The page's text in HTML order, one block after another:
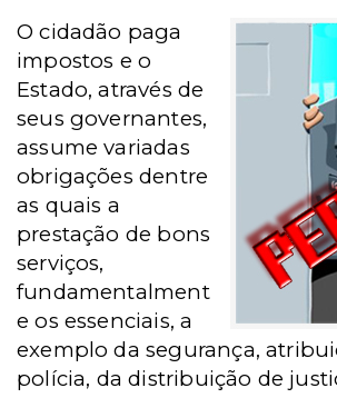
O cidadão paga
impostos e o
Estado, através de
seus governantes,
assume variadas
obrigações dentre
as quais a
prestação de bons
serviços,
fundamentalment
e os essenciais, a
exemplo da segurança,
polícia, da distribuição de